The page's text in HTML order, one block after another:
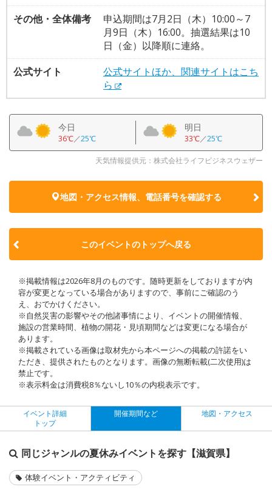
その他・全体備考
申込期間は7月2日（木）10:00～7
月9日（木）16:00。抽選結果は10
日（金）以降順に連絡。
公式サイト
公式サイトほか、関連サイトはこち
ら
今日
36℃／25℃
明日
33℃／25℃
天気情報提供元：株式会社ライフビジネスウェザー
地図・アクセス情報、電話番号を確認する
このイベントのトップへ戻る
※掲載情報は2026年8月のものです。随時更新をしておりますが内
容が変更となっている場合がありますので、事前にご確認のう
え、おでかけください。
※自然災害の影響やその他諸事情により、イベントの開催情報、
施設の営業時間、植物の開花・見頃期間などは変更になる場合が
あります。
※掲載されている画像は取材先から本ページへの掲載の許諾をい
ただき、提供されたものとなります。画像の無断転載(二次使用)は
禁止です。
※表示料金は消費税8％ないし10％の内税表示です。
イベント詳細
トップ
開催期間など 地図・アクセス
同じジャンルの夏休みイベントを探す【滋賀県】
体験イベント・アクティビティ